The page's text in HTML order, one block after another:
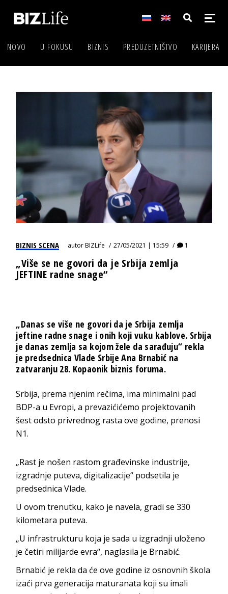
NOVO U FOKUSU BIZNIS PREDUZETNIŠTVO KARIJERA
BIZNIS SCENA autorBIZLife 27/05/2021 | 15:59 1
„Više se ne govori da je Srbija zemlja
JEFTINE radne snage“
„Danas se više ne govori da je Srbija zemlja
jeftine radne snage i onih koji vuku kablove. Srbija
je danas zemlja sa kojom žele da sarađuju“ rekla
je predsednica Vlade Srbije Ana Brnabić na
zatvaranju 28. Kopaonik biznis foruma.
Srbija, prema njenim rečima, ima minimalni pad
BDP-a u Evropi, a prevazićićemo projektovanih
šest odsto privrednog rasta ove godine, prenosi
N1.
„Rast je nošen rastom građevinske industrije,
izgradnje puteva, digitalizacije“ podsetila je
predsednica Vlade.
U ovom trenutku, kako je navela, gradi se 330
kilometara puteva.
„U infrastrukturu koja je sada u izgradnji uloženo
je četiri milijarde evra“, naglasila je Brnabić.
Brnabić je rekla da će ove godine iz osnovnih škola
izaći prva generacija maturanata koji su imali